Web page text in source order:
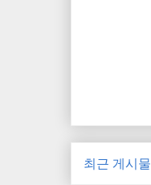
최근 게시물